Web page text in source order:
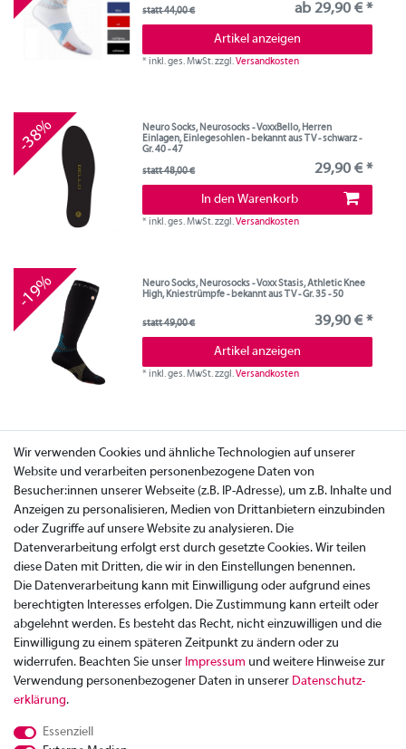
statt 44,00 € ab 29,90 € *
Artikel anzeigen
*inkl. ges. MwSt.zzgl.Versandkosten
-38%
Neuro Socks, Neurosocks - VoxxBello, Herren
Einlagen, Einlegesohlen - bekannt aus TV - schwarz -
Gr. 40 - 47
statt 48,00 €
29,90 € *
In den Warenkorb
*inkl. ges. MwSt.zzgl.Versandkosten
-19%
Neuro Socks, Neurosocks - Voxx Stasis, Athletic Knee
High, Kniestrümpfe - bekannt aus TV - Gr. 35 - 50
statt 49,00 € 39,90 € *
Artikel anzeigen
*inkl. ges. MwSt.zzgl.Versandkosten
Zahlung
Rücksendung
Wir verwenden Cookies und ähnliche Technologien auf unserer
Website und verarbeiten personenbezogene Daten von
Besucher:innen unserer Webseite (z.B. IP-Adresse), um z.B. Inhalte und
Anzeigen zu personalisieren, Medien von Drittanbietern einzubinden
oder Zugriffe auf unsere Website zu analysieren. Die
Datenverarbeitung erfolgt erst durch gesetzte Cookies. Wir teilen
diese Daten mit Dritten, die wir in den Einstellungen benennen.
Die Datenverarbeitung kann mit Einwilligung oder aufgrund eines
berechtigten Interesses erfolgen. Die Zustimmung kann erteilt oder
abgelehnt werden. Es besteht das Recht, nicht einzuwilligen und die
Einwilligung zu einem späteren Zeitpunkt zu ändern oder zu
widerrufen. Beachten Sie unser Impressum und weitere Hinweise zur
Verwendung personenbezogener Daten in unserer Daten­schutz­
erklärung.
Essenziell